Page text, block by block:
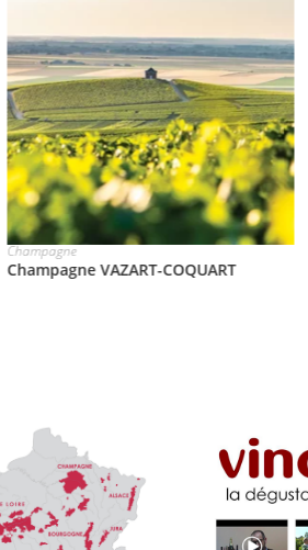
Champagne
Champagne A. MARGAINE